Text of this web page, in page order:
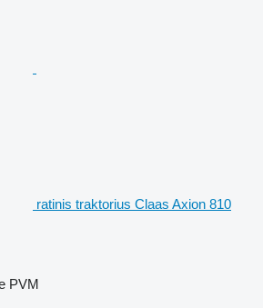
ratinis traktorius Claas Axion 810
PVM